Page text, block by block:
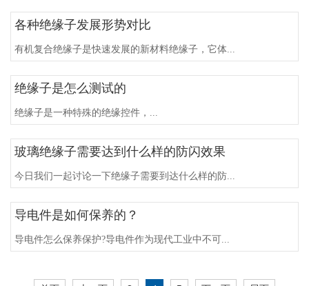
各种绝缘子发展形势对比
有机复合绝缘子是快速发展的新材料绝缘子，它体...
绝缘子是怎么测试的
绝缘子是一种特殊的绝缘控件，...
玻璃绝缘子需要达到什么样的防闪效果
今日我们一起讨论一下绝缘子需要到达什么样的防...
导电件是如何保养的？
导电件怎么保养保护?导电件作为现代工业中不可...